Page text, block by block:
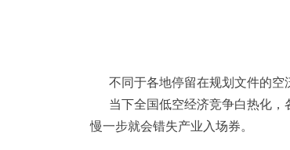
不同于各地停留在规划文件的空
当下全国低空经济竞争白热化，
慢一步就会错失产业入场券。